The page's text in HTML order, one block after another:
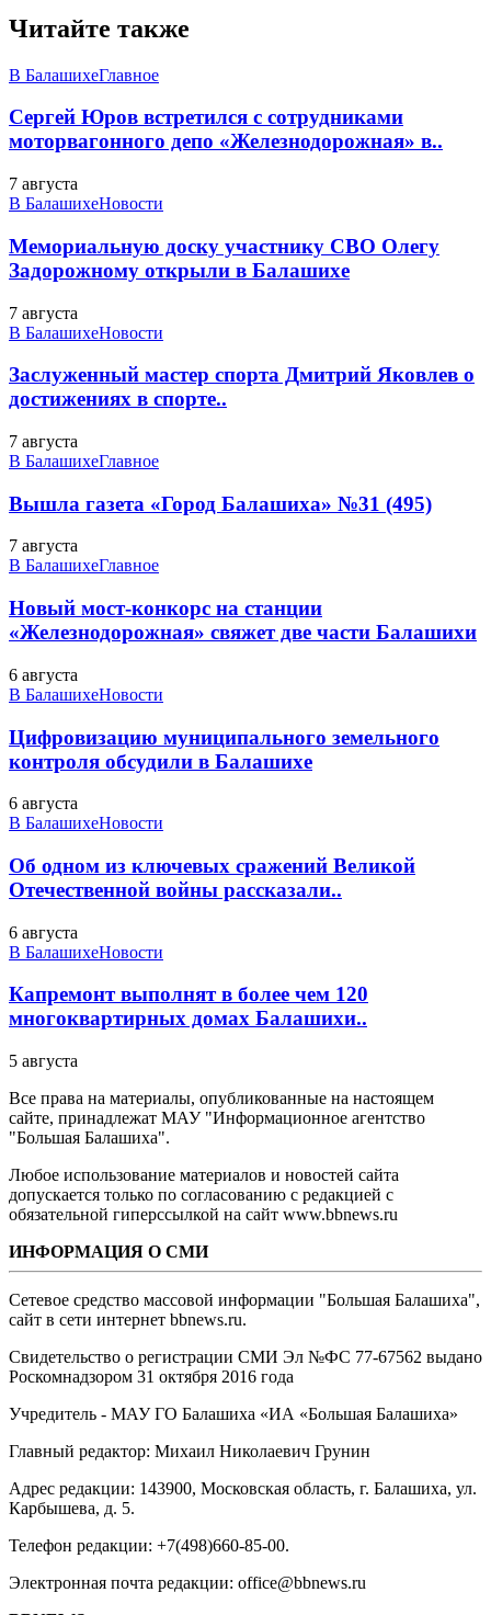
Читайте также
В БалашихеГлавное
Сергей Юров встретился с сотрудниками
моторвагонного депо «Железнодорожная» в..
7 августа
В БалашихеНовости
Мемориальную доску участнику СВО Олегу
Задорожному открыли в Балашихе
7 августа
В БалашихеНовости
Заслуженный мастер спорта Дмитрий Яковлев о
достижениях в спорте..
7 августа
В БалашихеГлавное
Вышла газета «Город Балашиха» №31 (495)
7 августа
В БалашихеГлавное
Новый мост-конкорс на станции
«Железнодорожная» свяжет две части Балашихи
6 августа
В БалашихеНовости
Цифровизацию муниципального земельного
контроля обсудили в Балашихе
6 августа
В БалашихеНовости
Об одном из ключевых сражений Великой
Отечественной войны рассказали..
6 августа
В БалашихеНовости
Капремонт выполнят в более чем 120
многоквартирных домах Балашихи..
5 августа
Все права на материалы, опубликованные на настоящем
сайте, принадлежат МАУ "Информационное агентство
"Большая Балашиха".
Любое использование материалов и новостей сайта
допускается только по согласованию с редакцией с
обязательной гиперссылкой на сайт www.bbnews.ru
ИНФОРМАЦИЯ О СМИ
Сетевое средство массовой информации "Большая Балашиха",
сайт в сети интернет bbnews.ru.
Свидетельство о регистрации СМИ Эл №ФС ‎77-67562 выдано
Роскомнадзором 31 октября 2016 года
Учредитель - МАУ ГО Балашиха «ИА «Большая Балашиха»
Главный редактор: Михаил Николаевич Грунин
Адрес редакции: 143900, Московская область, г. Балашиха, ул.
Карбышева, д. 5.
Телефон редакции: +7(498)660-85-00.
Электронная почта редакции: office@bbnews.ru